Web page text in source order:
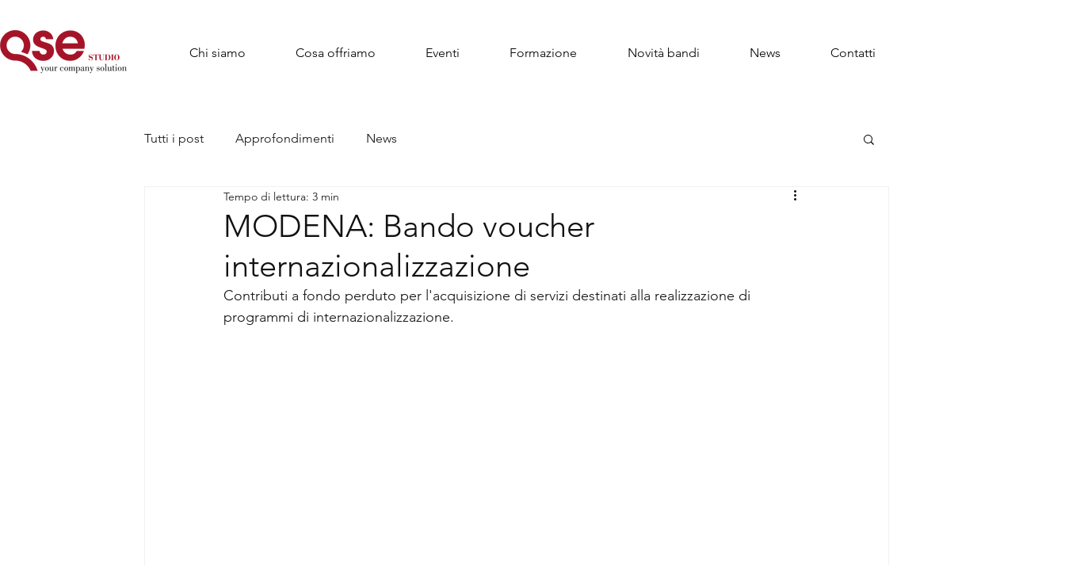
Chi siamo Cosa offriamo Eventi Formazione Novità bandi News Contatti
Tutti i post Approfondimenti News
MODENA: Bando voucher
internazionalizzazione
Tempo di lettura: 3 min
Contributi a fondo perduto per l'acquisizione di servizi destinati alla realizzazione di
programmi di internazionalizzazione.